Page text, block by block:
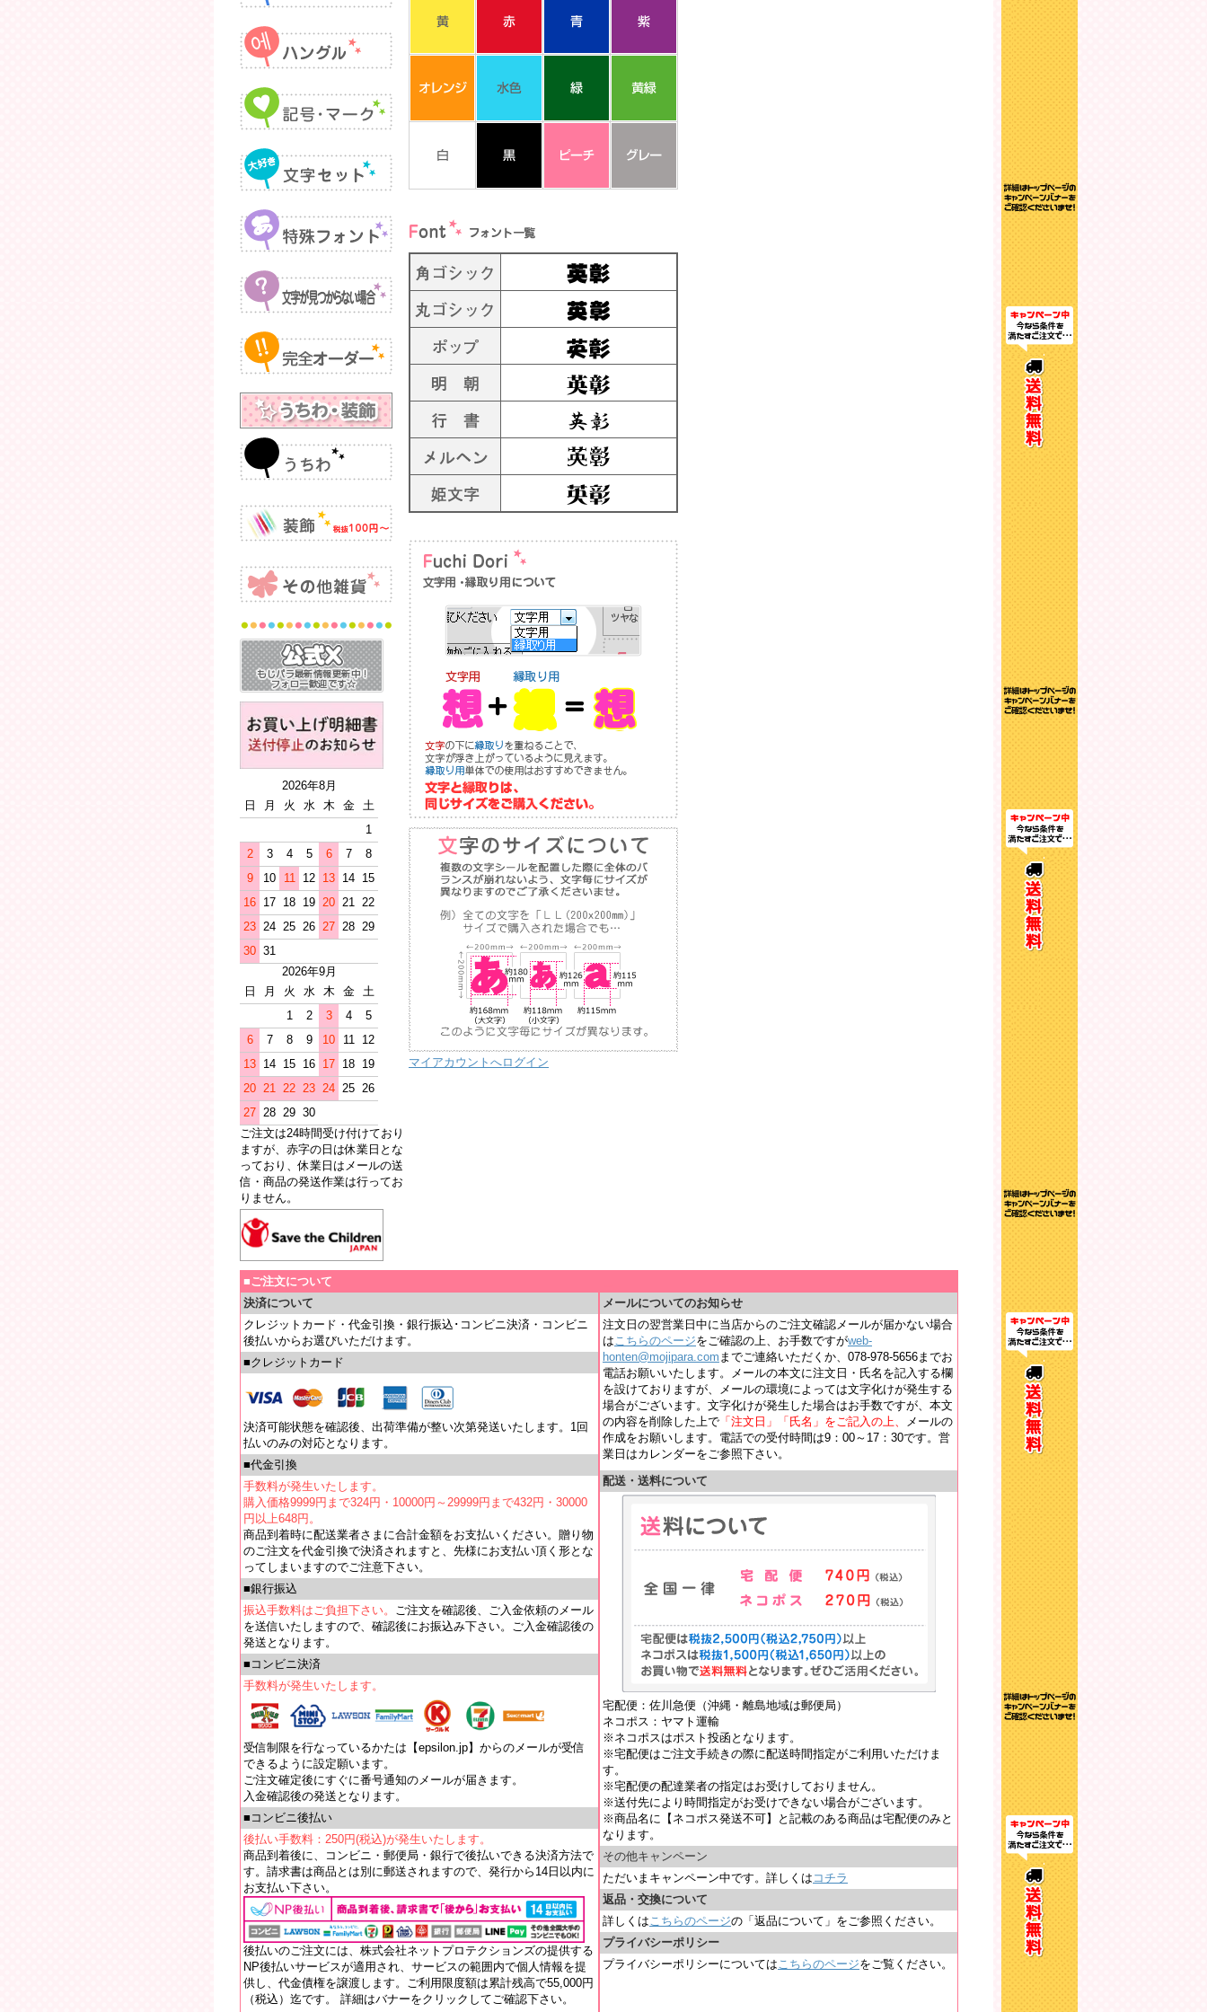
2026年8月
日
月 火 水 木 金
土
1
2
3 4 5 6 7
8
9
10 11 12 13 14 15
16 17 18 19 20 21 22
23 24 25 26 27 28 29
30 31
2026年9月
日
月 火 水 木 金
土
1
2 3 4
5
6
7 8 9 10 11
12
13 14 15 16 17 18 19
20 21 22 23 24 25 26
27 28 29 30
ご注文は24時間受け付けており
ますが、赤字の日は休業日とな
っており、休業日はメールの送
信・商品の発送作業は行ってお
りません。
マイアカウントへログイン
■ご注文について
決済について
クレジットカード・代金引換・銀行振込･コンビニ決済・コンビニ
後払いからお選びいただけます。
■クレジットカード
決済可能状態を確認後、出荷準備が整い次第発送いたします。1回
払いのみの対応となります。
■代金引換
手数料が発生いたします。
購入価格9999円まで324円・10000円～29999円まで432円・30000
円以上648円。
商品到着時に配送業者さまに合計金額をお支払いください。贈り物
のご注文を代金引換で決済されますと、先様にお支払い頂く形とな
ってしまいますのでご注意下さい。
■銀行振込
振込手数料はご負担下さい。 ご注文を確認後、ご入金依頼のメール
を送信いたしますので、確認後にお振込み下さい。ご入金確認後の
発送となります。
■コンビニ決済
手数料が発生いたします。
受信制限を行なっているかたは【epsilon.jp】からのメールが受信
できるように設定願います。
ご注文確定後にすぐに番号通知のメールが届きます。
入金確認後の発送となります。
■コンビニ後払い
後払い手数料：250円(税込)が発生いたします。
商品到着後に、コンビニ・郵便局・銀行で後払いできる決済方法で
す。請求書は商品とは別に郵送されますので、発行から14日以内に
お支払い下さい。
後払いのご注文には、株式会社ネットプロテクションズの提供する
NP後払いサービスが適用され、サービスの範囲内で個人情報を提
供し、代金債権を譲渡します。ご利用限度額は累計残高で55,000円
（税込）迄です。 詳細はバナーをクリックしてご確認下さい。
メールについてのお知らせ
注文日の翌営業日中に当店からのご注文確認メールが届かない場合
はこちらのページをご確認の上、お手数ですがweb-
honten@mojipara.com までご連絡いただくか、078-978-5656までお
電話お願いいたします。メールの本文に注文日・氏名を記入する欄
を設けておりますが、メールの環境によっては文字化けが発生する
場合がございます。文字化けが発生した場合はお手数ですが、本文
の内容を削除した上で 「注文日」「氏名」をご記入の上、
メールの
作成をお願いします。電話での受付時間は9：00～17：30です。営
業日はカレンダーをご参照下さい。
配送・送料について
宅配便：佐川急便（沖縄・離島地域は郵便局）
ネコポス：ヤマト運輸
※ネコポスはポスト投函となります。
※宅配便はご注文手続きの際に配送時間指定がご利用いただけま
す。
※宅配便の配達業者の指定はお受けしておりません。
※送付先により時間指定がお受けできない場合がございます。
※商品名に【ネコポス発送不可】と記載のある商品は宅配便のみと
なります。
その他キャンペーン
ただいまキャンペーン中です。詳しくは コチラ
返品・交換について
詳しくはこちらのページの「返品について」をご参照ください。
プライバシーポリシー
プライバシーポリシーについてはこちらのページをご覧ください。